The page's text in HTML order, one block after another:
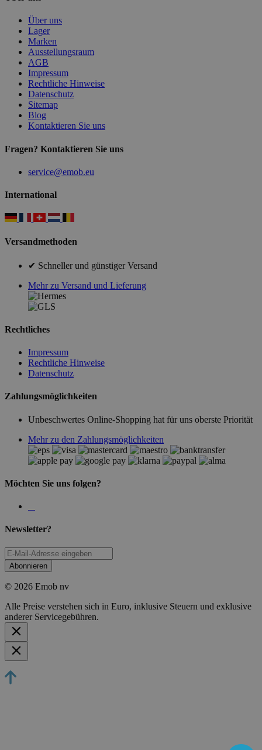
Über uns
Lager
Marken
Ausstellungsraum
AGB
Impressum
Rechtliche Hinweise
Datenschutz
Sitemap
Blog
Kontaktieren Sie uns
Fragen? Kontaktieren Sie uns
service@emob.eu
International
Versandmethoden
✔ Schneller und günstiger Versand
Mehr zu Versand und Lieferung
Rechtliches
Impressum
Rechtliche Hinweise
Datenschutz
Zahlungsmöglichkeiten
Unbeschwertes Online-Shopping hat für uns oberste Priorität
Mehr zu den Zahlungsmöglichkeiten
Möchten Sie uns folgen?
Newsletter?
Abonnieren
© 2026 Emob nv
Alle Preise verstehen sich in Euro, inklusive Steuern und exklusive
anderer Servicegebühren.